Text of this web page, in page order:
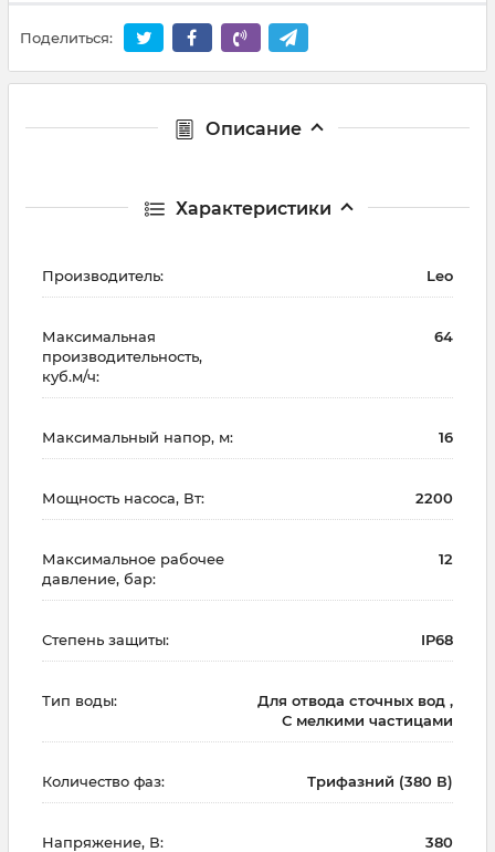
Поделиться:
Описание
Характеристики
Производитель: Leo
Максимальная
производительность,
куб.м/ч:
64
Максимальный напор, м: 16
Мощность насоса, Вт: 2200
Максимальное рабочее
давление, бар:
12
Степень защиты: IP68
Тип воды:
Для отвода сточных вод ,
С мелкими частицами
Количество фаз: Трифазний (380 В)
Напряжение, В: 380